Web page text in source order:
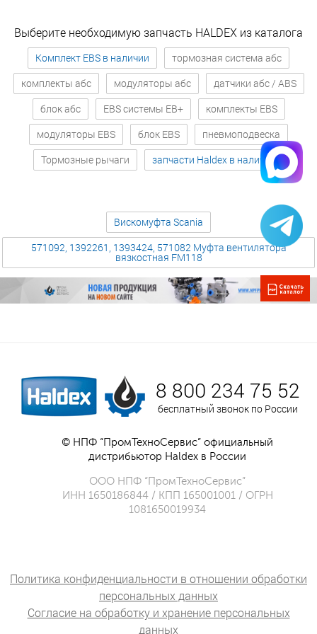
Выберите необходимую запчасть HALDEX из каталога
Комплект EBS в наличии
тормозная система абс
комплекты абс
модуляторы абс
датчики абс / ABS
блок абс
EBS системы EB+
комплекты EBS
модуляторы EBS
блок EBS
пневмоподвеска
Тормозные рычаги
запчасти Haldex в наличии
Вискомуфта Scania
571092, 1392261, 1393424, 571082 Муфта вентилятора
вязкостная FM118
8 800 234 75 52
бесплатный звонок по России
© НПФ “ПромТехноСервис” официальный
дистрибьютор Haldex в России
ООО НПФ “ПромТехноСервис”
ИНН 1650186844 / КПП 165001001 / ОГРН
1081650019934
Политика конфиденциальности в отношении обработки
персональных данных
Согласие на обработку и хранение персональных
данных